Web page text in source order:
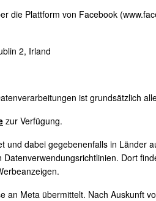
die Plattform von Facebook
2, Irland
ist grundsätzlich
zur Verfügung.
dabei gegebenenfalls in Länder
Dort
Meta übermittelt. Nach Auskunft